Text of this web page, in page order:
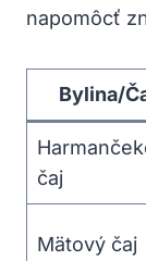
napomôcť
Bylina/
čaj
Mätový čaj